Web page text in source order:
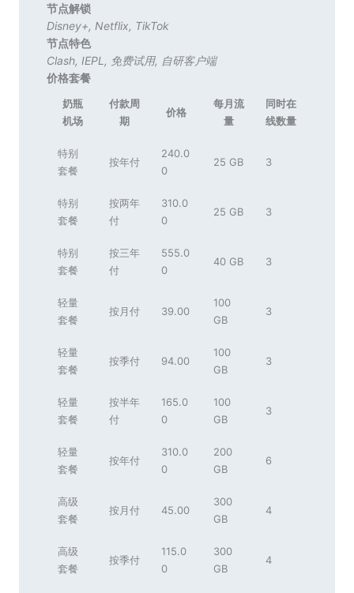
节点解锁
Disney+, Netflix, TikTok
节点特色
Clash, IEPL , 免费试用, 自研客户端
价格套餐
奶瓶
机场
付款周
期
价格
每月流
量
同时在
线数量
特别
套餐
按年付
240.0
0
25 GB 3
特别
套餐
按两年
付
310.0
0
25 GB 3
特别
套餐
按三年
付
555.0
0
40 GB 3
轻量
套餐
按月付 39.00
100
GB
3
轻量
套餐
按季付 94.00
100
GB
3
轻量
套餐
按半年
付
165.0
0
100
GB
3
轻量
套餐
按年付
310.0
0
200
GB
6
高级
套餐
按月付 45.00
300
GB
4
高级
套餐
按季付
115.0
0
300
GB
4